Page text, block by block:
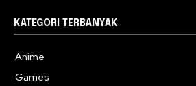
KATEGORI TERBANYAK
Anime
Games